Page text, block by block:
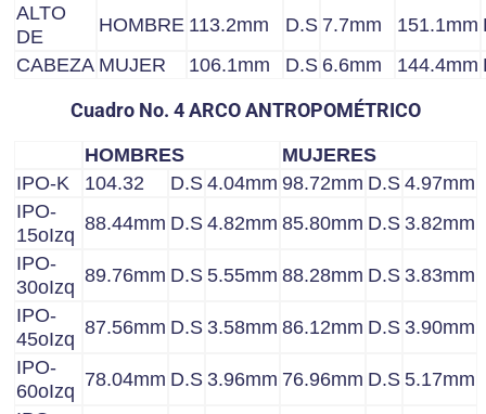
ALTO
DE
HOMBRE 113.2mm D.S 7.7mm 151.1mm
CABEZA MUJER 106.1mm D.S 6.6mm 144.4mm
Cuadro No. 4 ARCO ANTROPOMÉTRICO
HOMBRES
MUJERES
IPO-K
104.32 D.S 4.04mm 98.72mm D.S 4.97mm
IPO-
15oIzq
88.44mm D.S 4.82mm 85.80mm D.S 3.82mm
IPO-
30oIzq
89.76mm D.S 5.55mm 88.28mm D.S 3.83mm
IPO-
45oIzq
87.56mm D.S 3.58mm 86.12mm D.S 3.90mm
IPO-
60oIzq
78.04mm D.S 3.96mm 76.96mm D.S 5.17mm